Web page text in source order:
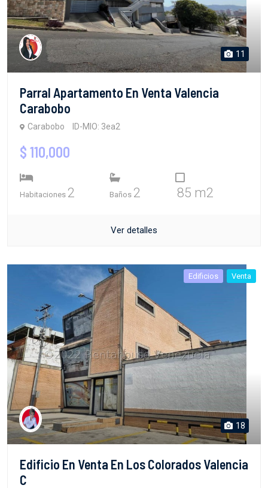
11
Parral Apartamento En Venta Valencia
Carabobo
Carabobo ID-MIO: 3ea2
$ 110,000
Habitaciones 2 Baños 2 85 m2
Ver detalles
Edificios Venta
18
Edificio En Venta En Los Colorados Valencia
C